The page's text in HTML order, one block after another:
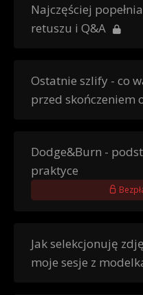
Najczęściej
retuszu i Q&A
Ostatnie szlify - co
przed skończeniem
Dodge&Burn -
praktyce
Jak selekcjonuję
moje sesje z